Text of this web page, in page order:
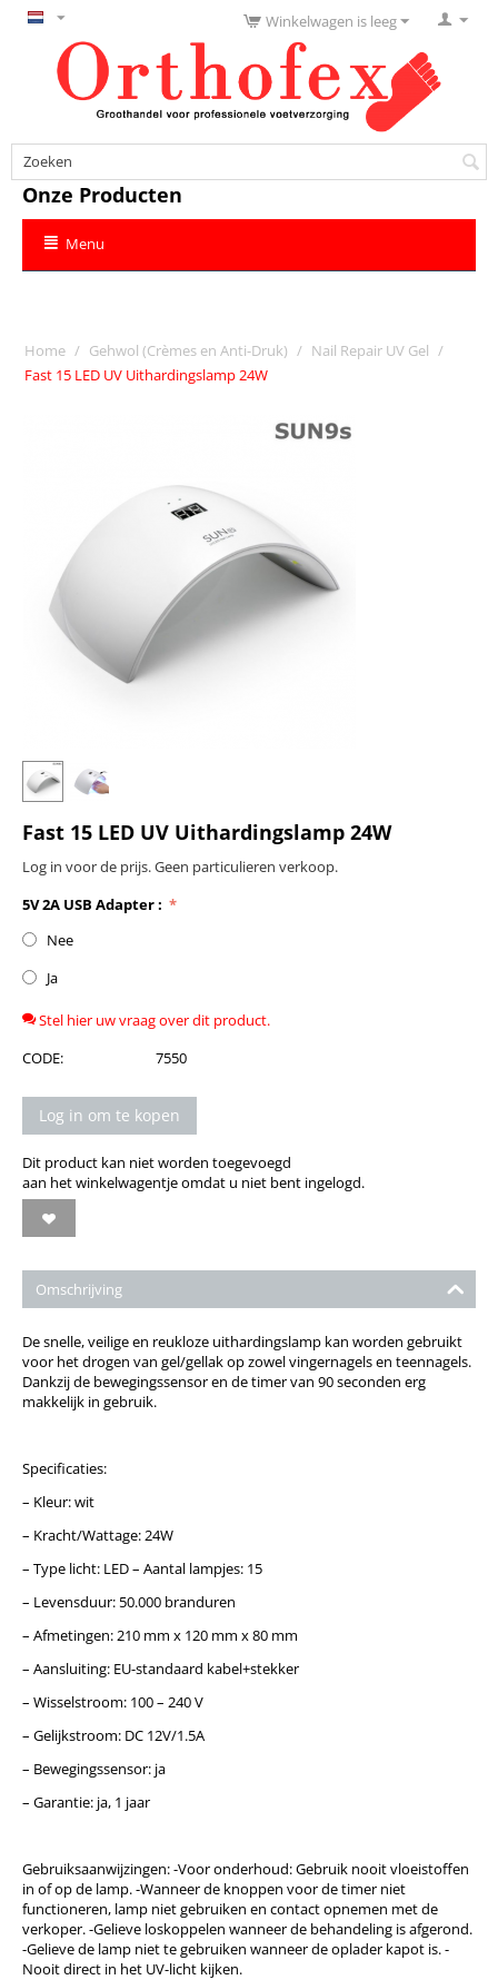
Winkelwagen is leeg
Onze Producten
Menu
Home / Gehwol (Crèmes en Anti-Druk) / Nail Repair UV Gel /
Fast 15 LED UV Uithardingslamp 24W
Fast 15 LED UV Uithardingslamp 24W
Log in voor de prijs. Geen particulieren verkoop.
5V 2A USB Adapter :
Nee
Ja
Stel hier uw vraag over dit product.
CODE:
7550
Log in om te kopen
Dit product kan niet worden toegevoegd
aan het winkelwagentje omdat u niet bent ingelogd.
Omschrijving
De snelle, veilige en reukloze uithardingslamp kan worden gebruikt
voor het drogen van gel/gellak op zowel vingernagels en teennagels.
Dankzij de bewegingssensor en de timer van 90 seconden erg
makkelijk in gebruik.
Specificaties:
– Kleur: wit
– Kracht/Wattage: 24W
– Type licht: LED – Aantal lampjes: 15
– Levensduur: 50.000 branduren
– Afmetingen: 210 mm x 120 mm x 80 mm
– Aansluiting: EU-standaard kabel+stekker
– Wisselstroom: 100 – 240 V
– Gelijkstroom: DC 12V/1.5A
– Bewegingssensor: ja
– Garantie: ja, 1 jaar
Gebruiksaanwijzingen: -Voor onderhoud: Gebruik nooit vloeistoffen
in of op de lamp. -Wanneer de knoppen voor de timer niet
functioneren, lamp niet gebruiken en contact opnemen met de
verkoper. -Gelieve loskoppelen wanneer de behandeling is afgerond.
-Gelieve de lamp niet te gebruiken wanneer de oplader kapot is. -
Nooit direct in het UV-licht kijken.